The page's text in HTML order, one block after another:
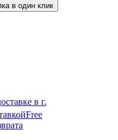
в один клик
в г.
Free